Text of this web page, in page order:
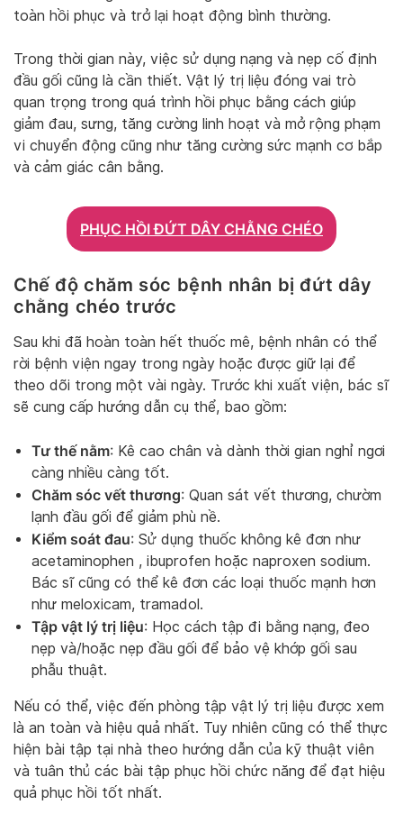
toàn hồi phục và trở lại hoạt động bình thường.
Trong thời gian này, việc sử dụng nạng và nẹp cố định
đầu gối cũng là cần thiết. Vật lý trị liệu đóng vai trò
quan trọng trong quá trình hồi phục bằng cách giúp
giảm đau, sưng, tăng cường linh hoạt và mở rộng phạm
vi chuyển động cũng như tăng cường sức mạnh cơ bắp
và cảm giác cân bằng.
PHỤC HỒI ĐỨT DÂY CHẰNG CHÉO
Chế độ chăm sóc bệnh nhân bị đứt dây
chằng chéo trước
Sau khi đã hoàn toàn hết thuốc mê, bệnh nhân có thể
rời bệnh viện ngay trong ngày hoặc được giữ lại để
theo dõi trong một vài ngày. Trước khi xuất viện, bác sĩ
sẽ cung cấp hướng dẫn cụ thể, bao gồm:
Tư thế nằm: Kê cao chân và dành thời gian nghỉ ngơi
càng nhiều càng tốt.
Chăm sóc vết thương: Quan sát vết thương, chườm
lạnh đầu gối để giảm phù nề.
Kiểm soát đau: Sử dụng thuốc không kê đơn như
acetaminophen , ibuprofen hoặc naproxen sodium.
Bác sĩ cũng có thể kê đơn các loại thuốc mạnh hơn
như meloxicam, tramadol.
Tập vật lý trị liệu: Học cách tập đi bằng nạng, đeo
nẹp và/hoặc nẹp đầu gối để bảo vệ khớp gối sau
phẫu thuật.
Nếu có thể, việc đến phòng tập vật lý trị liệu được xem
là an toàn và hiệu quả nhất. Tuy nhiên cũng có thể thực
hiện bài tập tại nhà theo hướng dẫn của kỹ thuật viên
và tuân thủ các bài tập phục hồi chức năng để đạt hiệu
quả phục hồi tốt nhất.